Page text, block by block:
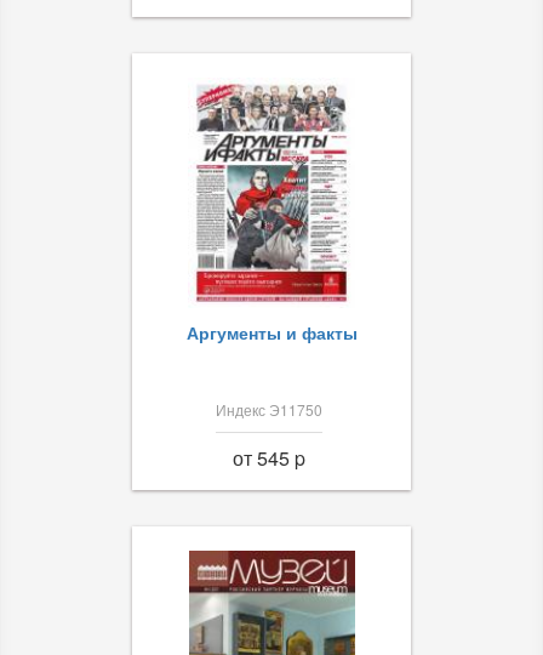
Аргументы и факты
Индекс Э11750
от 545 p